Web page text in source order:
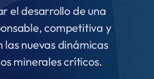
el desarrollo de una
competitiva y
las nuevas dinámicas
minerales críticos.